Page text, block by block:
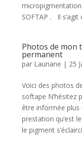
SOFTAP . Il s’agit
Photos de mon
permanent
par Lauriane | 25
Voici des photos
softape N’hésitez
être informée plus
prestation qu’est
le pigment